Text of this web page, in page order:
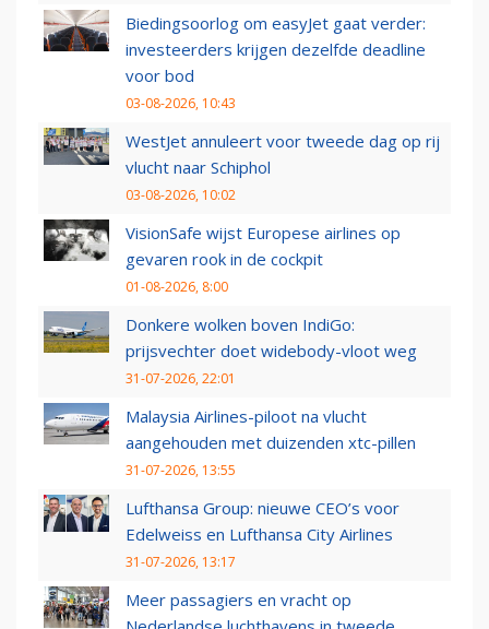
Biedingsoorlog om easyJet gaat verder:
investeerders krijgen dezelfde deadline
voor bod
03-08-2026, 10:43
WestJet annuleert voor tweede dag op rij
vlucht naar Schiphol
03-08-2026, 10:02
VisionSafe wijst Europese airlines op
gevaren rook in de cockpit
01-08-2026, 8:00
Donkere wolken boven IndiGo:
prijsvechter doet widebody-vloot weg
31-07-2026, 22:01
Malaysia Airlines-piloot na vlucht
aangehouden met duizenden xtc-pillen
31-07-2026, 13:55
Lufthansa Group: nieuwe CEO’s voor
Edelweiss en Lufthansa City Airlines
31-07-2026, 13:17
Meer passagiers en vracht op